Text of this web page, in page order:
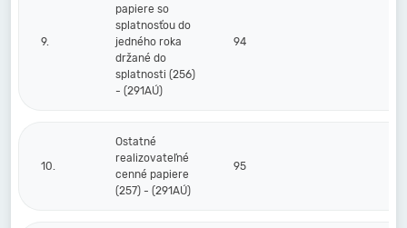
9.
papiere so
splatnosťou do
jedného roka
držané do
splatnosti (256)
- (291AÚ)
94
10.
Ostatné
realizovateľné
cenné papiere
(257) - (291AÚ)
95